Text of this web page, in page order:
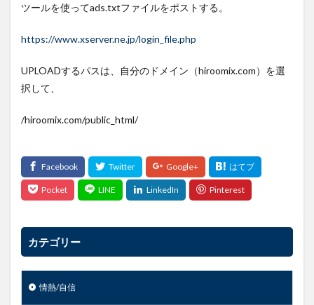
ツールを使ってads.txtファイルをポストする。
https://www.xserver.ne.jp/login_file.php
UPLOADするパスは、自分のドメイン（hiroomix.com）を選
択して、
/hiroomix.com/public_html/
カテゴリー
情熱/自信